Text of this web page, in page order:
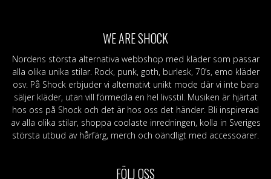
WE ARE SHOCK
Nordens största alternativa webbshop med kläder som passar
alla olika unika stilar. Rock, punk, goth, burlesk, 70’s, emo kläder
osv. På Shock erbjuder vi alternativt unikt mode där vi inte bara
säljer kläder, utan vill förmedla en hel livsstil. Musiken är hjärtat
hos oss på Shock och det är hos oss det händer. Bli inspirerad
av alla olika stilar, shoppa coolaste inredningen, kolla in Sveriges
största utbud av hårfärg, merch och oändligt med accessoarer.
FÖLJ OSS